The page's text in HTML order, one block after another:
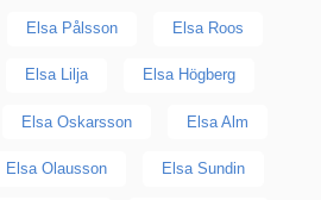
Elsa Pålsson Elsa Roos
Elsa Lilja Elsa Högberg
Elsa Oskarsson Elsa Alm
Elsa Olausson Elsa Sundin